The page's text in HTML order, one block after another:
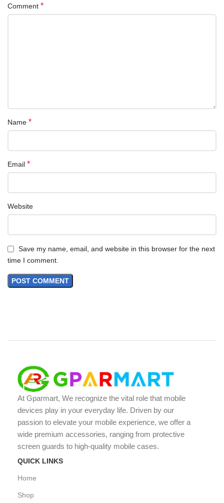
Comment *
Name *
Email *
Website
Save my name, email, and website in this browser for the next
time I comment.
At Gparmart, We recognize the vital role that mobile
devices play in your everyday life. Driven by our
passion to elevate your mobile experience, we offer a
wide premium accessories, ranging from protective
screen guards to high-quality mobile cases.
QUICK LINKS
Home
Shop